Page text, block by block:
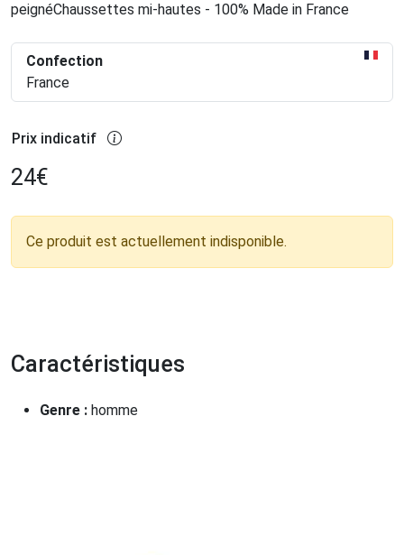
peignéChaussettes mi-hautes - 100% Made in France
Confection
France
Prix indicatif
24€
Ce produit est actuellement indisponible.
Caractéristiques
Genre : homme